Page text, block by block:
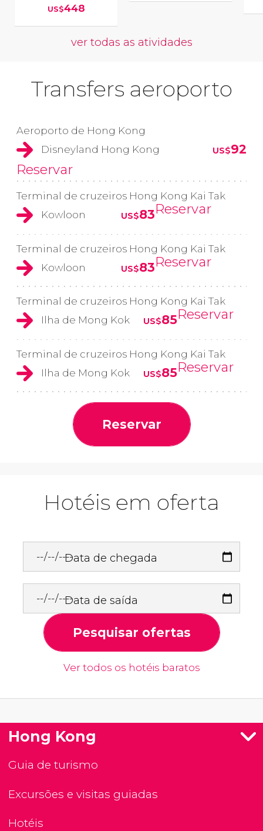
US$448
ver todas as atividades
Transfers aeroporto
Aeroporto de Hong Kong
Disneyland Hong Kong
US$92
Reservar
Terminal de cruzeiros Hong Kong Kai Tak
Kowloon
US$83Reservar
Terminal de cruzeiros Hong Kong Kai Tak
Kowloon
US$83Reservar
Terminal de cruzeiros Hong Kong Kai Tak
Ilha de Mong Kok
US$85Reservar
Terminal de cruzeiros Hong Kong Kai Tak
Ilha de Mong Kok
US$85Reservar
Reservar
Hotéis em oferta
Data de chegada
Data de saída
Pesquisar ofertas
Ver todos os hotéis baratos
Hong Kong
Guia de turismo
Excursões e visitas guiadas
Hotéis